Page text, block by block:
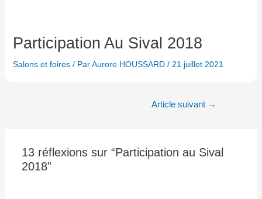
Participation Au Sival 2018
Salons et foires/ ParAurore HOUSSARD / 21 juillet 2021
Article suivant →
13 réflexions sur “Participation au Sival
2018”